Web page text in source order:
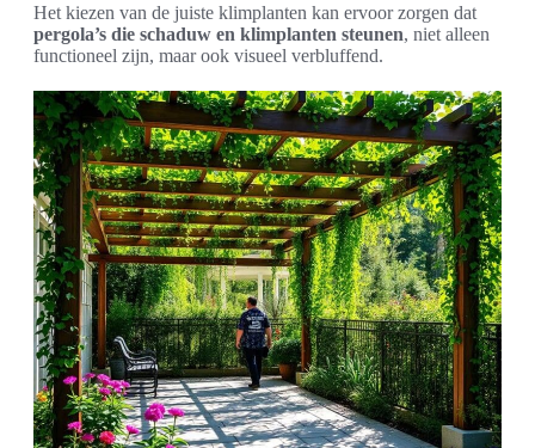
Het kiezen van de juiste klimplanten kan ervoor zorgen dat
pergola’s die schaduw en klimplanten steunen, niet alleen
functioneel zijn, maar ook visueel verbluffend.